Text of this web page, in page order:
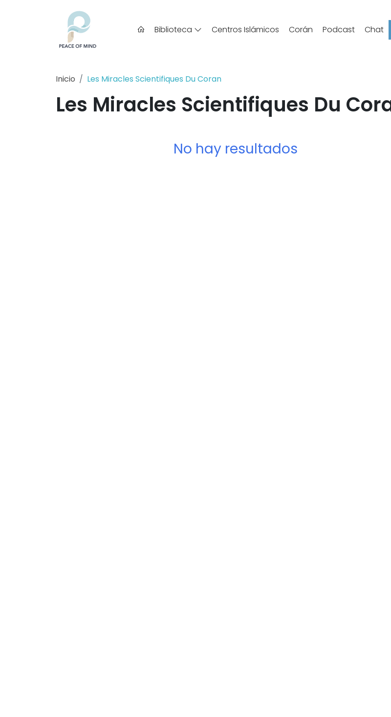
Biblioteca Centros Islámicos Corán Podcast Chat
Inicio Les Miracles Scientifiques Du Coran
Les Miracles Scientifiques Du
No hay resultados